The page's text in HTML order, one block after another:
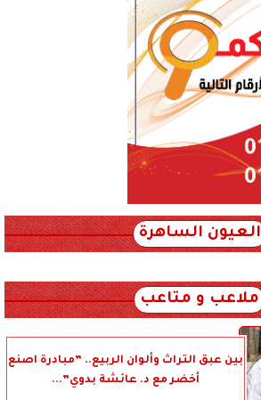
العيون الساهرة
ملاعب و متاعب
بين عبق التراث وألوان الربيع.. ”مبادرة اصنع
أخضر مع د. عائشة بدوي”...